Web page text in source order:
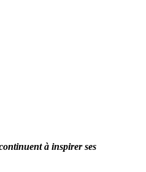
à inspirer ses